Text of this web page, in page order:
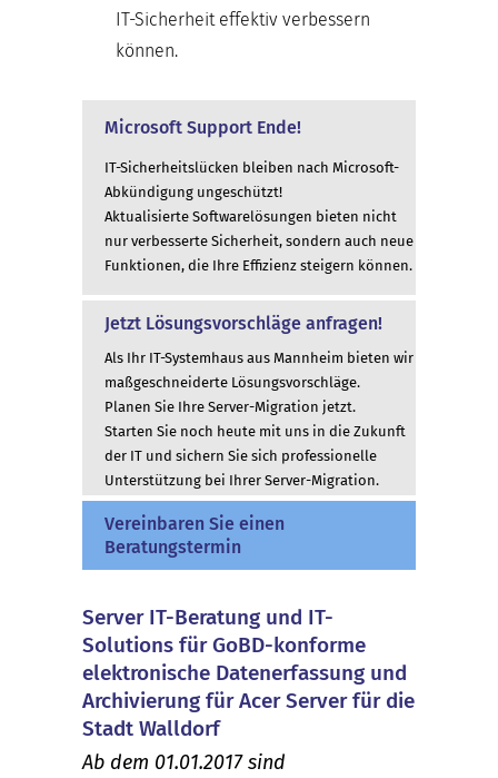
IT-Sicherheit effektiv verbessern
können.
Microsoft Support Ende!
IT-Sicherheitslücken bleiben nach Microsoft-
Abkündigung ungeschützt!
Aktualisierte Softwarelösungen bieten nicht
nur verbesserte Sicherheit, sondern auch neue
Funktionen, die Ihre Effizienz steigern können.
Jetzt Lösungsvorschläge anfragen!
Als Ihr IT-Systemhaus aus Mannheim bieten wir
maßgeschneiderte Lösungsvorschläge.
Planen Sie Ihre Server-Migration jetzt.
Starten Sie noch heute mit uns in die Zukunft
der IT und sichern Sie sich professionelle
Unterstützung bei Ihrer Server-Migration.
Vereinbaren Sie einen
Beratungstermin
Server IT-Beratung und IT-
Solutions für GoBD-konforme
elektronische Datenerfassung und
Archivierung für Acer Server für die
Stadt Walldorf
Ab dem 01.01.2017 sind